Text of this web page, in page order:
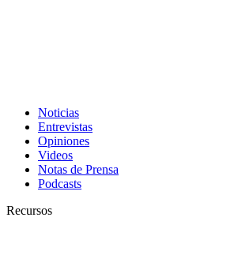
Noticias
Entrevistas
Opiniones
Videos
Notas de Prensa
Podcasts
Recursos